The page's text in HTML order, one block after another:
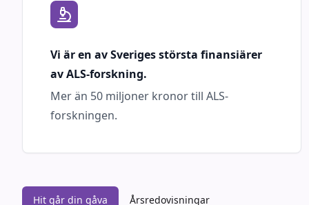
Vi är en av Sveriges största finansiärer
av ALS-forskning.
Mer än 50 miljoner kronor till ALS-
forskningen.
Hit går din gåva Årsredovisningar